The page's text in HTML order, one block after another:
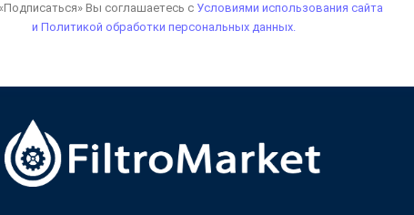
Вы соглашаетесь с Условиями использования сайта
и Политикой обработки персональных данных.